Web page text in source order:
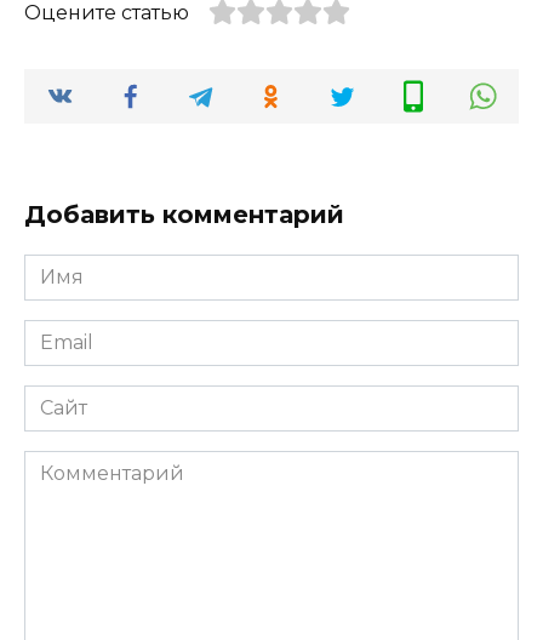
Оцените статью
Добавить комментарий
Имя
*
Email
*
Сайт
Комментарий